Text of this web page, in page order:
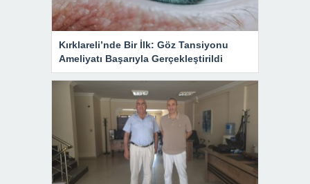
Kırklareli’nde Bir İlk: Göz Tansiyonu
Ameliyatı Başarıyla Gerçekleştirildi